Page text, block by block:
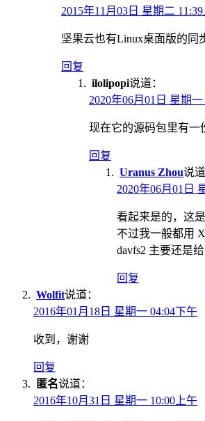
2015年11月03日 星期二
坚果云也有Linux桌面版的同
回复
ilolipopi说道：
2020年06月01日 星期
现在它的源码包里有一
回复
Uranus Zhou说道
2020年06月01日
看起来是的，这
不过我一般都用
davfs2 主要还是
回复
Wolfit说道：
2016年01月18日 星期一 04:04下午
收到，谢谢
回复
匿名说道：
2016年10月31日 星期一 10:00上午